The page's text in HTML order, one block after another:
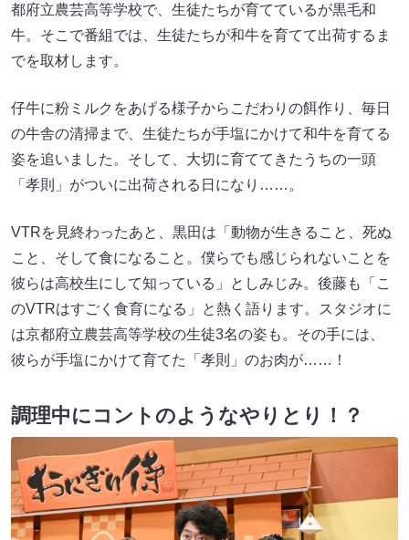
都府立農芸高等学校で、生徒たちが育てているが黒毛和
牛。そこで番組では、生徒たちが和牛を育てて出荷するま
でを取材します。
仔牛に粉ミルクをあげる様子からこだわりの餌作り、毎日
の牛舎の清掃まで、生徒たちが手塩にかけて和牛を育てる
姿を追いました。そして、大切に育ててきたうちの一頭
「孝則」がついに出荷される日になり……。
VTRを見終わったあと、黒田は「動物が生きること、死ぬ
こと、そして食になること。僕らでも感じられないことを
彼らは高校生にして知っている」としみじみ。後藤も「こ
のVTRはすごく食育になる」と熱く語ります。スタジオに
は京都府立農芸高等学校の生徒3名の姿も。その手には、
彼らが手塩にかけて育てた「孝則」のお肉が……！
調理中にコントのようなやりとり！？